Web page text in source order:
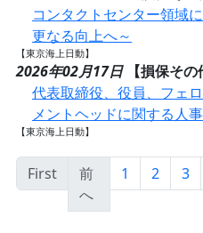
コンタクトセンター領域
更なる向上へ～
【東京海上日動】
2026年02月17日
【損保その
代表取締役、役員、フェ
メントヘッドに関する人
【東京海上日動】
First
前
へ
1 2 3